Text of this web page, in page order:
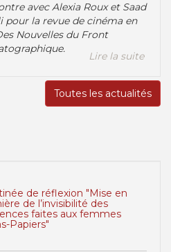
avec Alexia Roux et Saad
pour la revue de cinéma en
Nouvelles du Front
Lire la suite
Toutes les actualités
de réflexion "Mise en
de l’invisibilité des
faites aux femmes
Papiers"